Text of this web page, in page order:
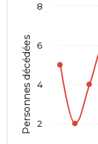
Personnes décédées 2
4
6
8